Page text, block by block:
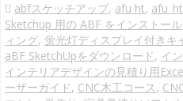
abfスケッチアップ, afu ht, afu_ht
Sketchup 用の ABF をインストー
ィング, 蛍光灯ディスプレイ付きキ
aBF SketchUpをダウンロード, イ
インテリアデザインの見積り用
ーザーガイド, CNC木工コース,